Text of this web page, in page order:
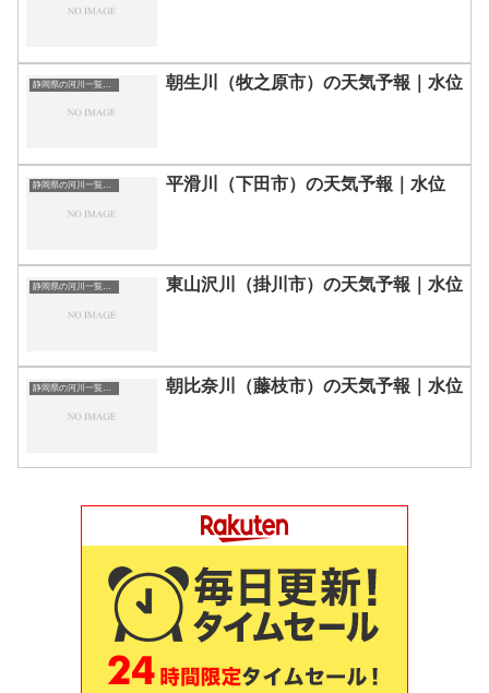
静岡県の河川一覧まとめ静岡県の河川を市町村別に一覧化しました。伊東市伊豆の国市伊豆市下田市賀茂郡河津町賀茂郡松崎町賀茂郡西伊豆町賀茂郡東伊豆町賀茂郡南伊豆町掛川市菊川市湖西市御前崎市御殿場市三島市周智郡森町駿東郡小山町駿東郡清水町駿東郡長泉町沼津市焼津市榛原郡吉田町榛原郡川根本町裾野市静岡市袋井市田方郡函南町島田市藤枝市熱海市磐田市浜松市富士宮市富士市牧之原市-静岡県の河川一覧 朝生川（牧之原市）の天気予報｜水位
静岡県の河川一覧まとめ静岡県の河川を市町村別に一覧化しました。伊東市伊豆の国市伊豆市下田市賀茂郡河津町賀茂郡松崎町賀茂郡西伊豆町賀茂郡東伊豆町賀茂郡南伊豆町掛川市菊川市湖西市御前崎市御殿場市三島市周智郡森町駿東郡小山町駿東郡清水町駿東郡長泉町沼津市焼津市榛原郡吉田町榛原郡川根本町裾野市静岡市袋井市田方郡函南町島田市藤枝市熱海市磐田市浜松市富士宮市富士市牧之原市-静岡県の河川一覧 平滑川（下田市）の天気予報｜水位
静岡県の河川一覧まとめ静岡県の河川を市町村別に一覧化しました。伊東市伊豆の国市伊豆市下田市賀茂郡河津町賀茂郡松崎町賀茂郡西伊豆町賀茂郡東伊豆町賀茂郡南伊豆町掛川市菊川市湖西市御前崎市御殿場市三島市周智郡森町駿東郡小山町駿東郡清水町駿東郡長泉町沼津市焼津市榛原郡吉田町榛原郡川根本町裾野市静岡市袋井市田方郡函南町島田市藤枝市熱海市磐田市浜松市富士宮市富士市牧之原市-静岡県の河川一覧 東山沢川（掛川市）の天気予報｜水位
静岡県の河川一覧まとめ静岡県の河川を市町村別に一覧化しました。伊東市伊豆の国市伊豆市下田市賀茂郡河津町賀茂郡松崎町賀茂郡西伊豆町賀茂郡東伊豆町賀茂郡南伊豆町掛川市菊川市湖西市御前崎市御殿場市三島市周智郡森町駿東郡小山町駿東郡清水町駿東郡長泉町沼津市焼津市榛原郡吉田町榛原郡川根本町裾野市静岡市袋井市田方郡函南町島田市藤枝市熱海市磐田市浜松市富士宮市富士市牧之原市-静岡県の河川一覧 朝比奈川（藤枝市）の天気予報｜水位